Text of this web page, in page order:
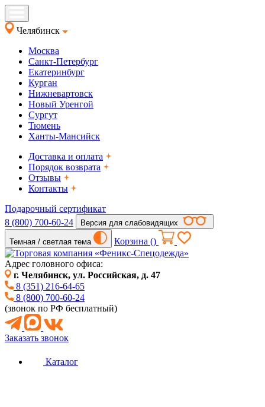
Челябинск
Москва
Санкт-Петербург
Екатеринбург
Курган
Нижневартовск
Новый Уренгой
Сургут
Тюмень
Ханты-Мансийск
Доставка и оплата
Порядок возврата
Отзывы
Контакты
Подарочный сертификат
8 (800) 700-60-24
Версия для слабовидящих
Темная / светлая тема Корзина ()
Адрес головного офиса:
г. Челябинск, ул. Российская, д. 47
8 (351) 216-64-65
8 (800) 700-60-24
(звонок по РФ бесплатный)
Заказать звонок
Каталог